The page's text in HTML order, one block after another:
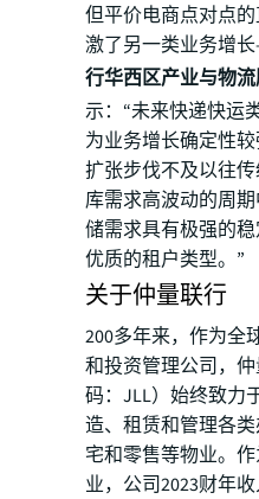
但平价电商点对点
激了另一类业务增
行华西区产业与物
示：“未来快递快运
为业务增长确定性
扩张步伐不及以往
库需求高波动的周
储需求具有极强的
优质的租户类型。”
关于仲量联行
200多年来，作为全
和投资管理公司，
码：JLL）始终致力
造、租赁和管理各
宅和零售等物业。
业，公司2023财年